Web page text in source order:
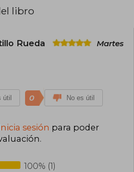
libro
Rueda
Martes
útil 0 No es útil
sesión para poder
.
100% (1)